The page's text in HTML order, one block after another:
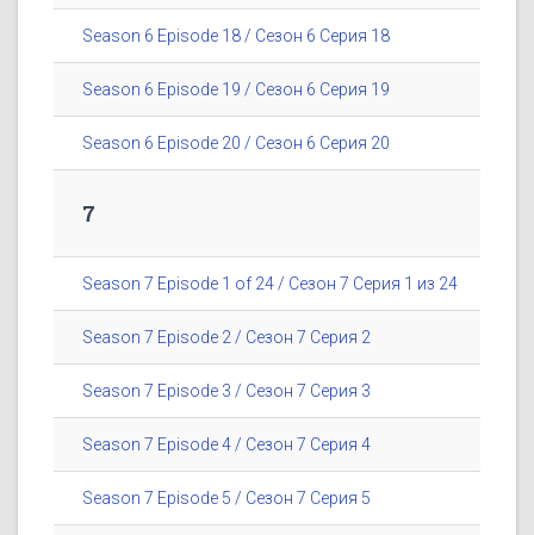
Season 6 Episode 18 / Сезон 6 Серия 18
Season 6 Episode 19 / Сезон 6 Серия 19
Season 6 Episode 20 / Сезон 6 Серия 20
7
Season 7 Episode 1 of 24 / Сезон 7 Серия 1 из 24
Season 7 Episode 2 / Сезон 7 Серия 2
Season 7 Episode 3 / Сезон 7 Серия 3
Season 7 Episode 4 / Сезон 7 Серия 4
Season 7 Episode 5 / Сезон 7 Серия 5